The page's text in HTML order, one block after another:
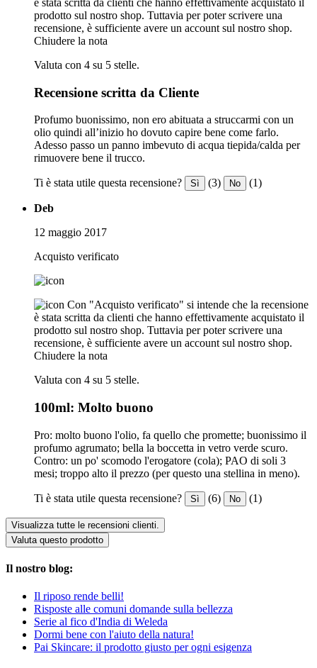
è stata scritta da clienti che hanno effettivamente acquistato il
prodotto sul nostro shop. Tuttavia per poter scrivere una
recensione, è sufficiente avere un account sul nostro shop.
Chiudere la nota
Valuta con 4 su 5 stelle.
Recensione scritta da Cliente
Profumo buonissimo, non ero abituata a struccarmi con un
olio quindi all’inizio ho dovuto capire bene come farlo.
Adesso passo un panno imbevuto di acqua tiepida/calda per
rimuovere bene il trucco.
Ti è stata utile questa recensione? Sì (3) No (1)
Deb
12 maggio 2017
Acquisto verificato
Con "Acquisto verificato" si intende che la recensione
è stata scritta da clienti che hanno effettivamente acquistato il
prodotto sul nostro shop. Tuttavia per poter scrivere una
recensione, è sufficiente avere un account sul nostro shop.
Chiudere la nota
Valuta con 4 su 5 stelle.
100ml: Molto buono
Pro: molto buono l'olio, fa quello che promette; buonissimo il
profumo agrumato; bella la boccetta in vetro verde scuro.
Contro: un po' scomodo l'erogatore (cola); PAO di soli 3
mesi; troppo alto il prezzo (per questo una stellina in meno).
Ti è stata utile questa recensione? Sì (6) No (1)
Visualizza tutte le recensioni clienti.
Valuta questo prodotto
Il nostro blog:
Il riposo rende belli!
Risposte alle comuni domande sulla bellezza
Serie al fico d'India di Weleda
Dormi bene con l'aiuto della natura!
Pai Skincare: il prodotto giusto per ogni esigenza